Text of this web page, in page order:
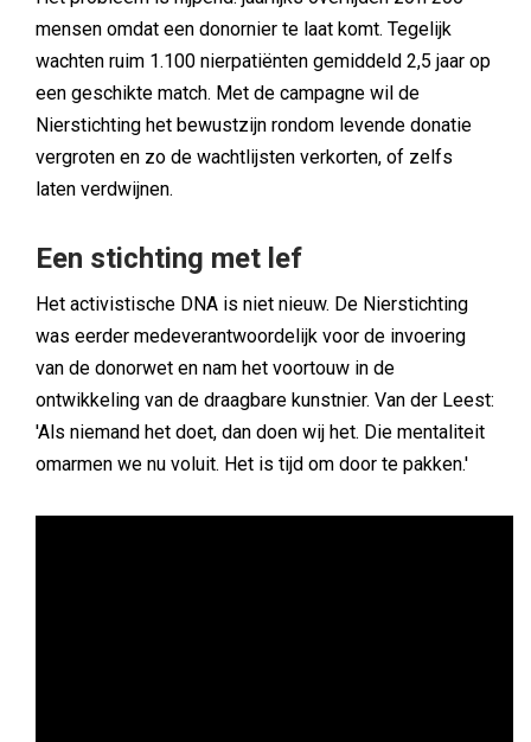
mensen omdat een donornier te laat komt. Tegelijk
wachten ruim 1.100 nierpatiënten gemiddeld 2,5 jaar op
een geschikte match. Met de campagne wil de
Nierstichting het bewustzijn rondom levende donatie
vergroten en zo de wachtlijsten verkorten, of zelfs
laten verdwijnen.
Een stichting met lef
Het activistische DNA is niet nieuw. De Nierstichting
was eerder medeverantwoordelijk voor de invoering
van de donorwet en nam het voortouw in de
ontwikkeling van de draagbare kunstnier. Van der Leest:
'Als niemand het doet, dan doen wij het. Die mentaliteit
omarmen we nu voluit. Het is tijd om door te pakken.'